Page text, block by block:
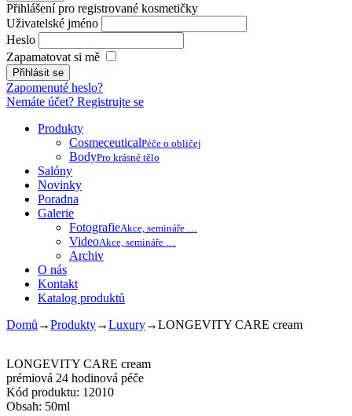
Přihlášení pro registrované kosmetičky
Uživatelské jméno
Heslo
Zapamatovat si mě
Zapomenuté heslo?
Nemáte účet? Registrujte se
Produkty
CosmeceuticalPéče o obličej
BodyPro krásné tělo
Salóny
Novinky
Poradna
Galerie
FotografieAkce, semináře …
VideoAkce, semináře …
Archiv
O nás
Kontakt
Katalog produktů
Domů →Produkty→Luxury→LONGEVITY CARE cream
LONGEVITY CARE cream
prémiová 24 hodinová péče
Kód produktu: 12010
Obsah: 50ml